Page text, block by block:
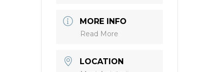
MORE INFO
Read More
LOCATION